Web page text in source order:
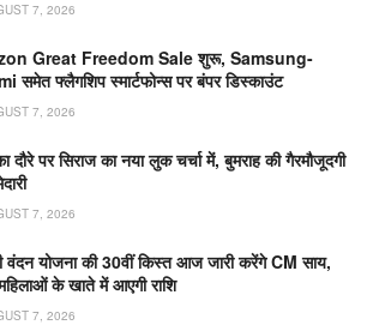
7, 2026
Great Freedom Sale शुरू, Samsung-
समेत फ्लैगशिप स्मार्टफोन्स पर बंपर डिस्काउंट
7, 2026
दौरे पर सिराज का नया लुक चर्चा में, बुमराह की गैरमौजूदगी
7, 2026
वंदन योजना की 30वीं किस्त आज जारी करेंगे CM साय,
के खाते में आएगी राशि
7, 2026